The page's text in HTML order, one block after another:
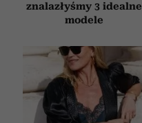
znalazłyśmy 3 idealne
modele